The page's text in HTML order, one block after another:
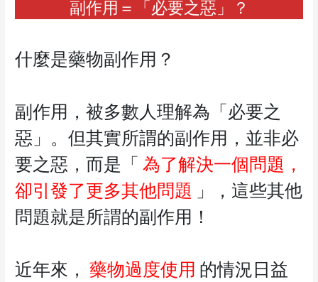
副作用＝「必要之惡」？
什麼是藥物副作用？
副作用，被多數人理解為「必要之
惡」。但其實所謂的副作用，並非必
要之惡，而是「 為了解決一個問題，
卻引發了更多其他問題 」，這些其他
問題就是所謂的副作用！
近年來， 藥物過度使用 的情況日益